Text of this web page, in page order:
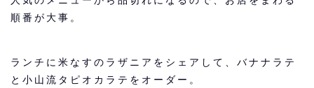
順番が大事 。
ランチに米なすのラザニアをシェアして、バナナラテ
と小山流タピオカラテをオーダー。